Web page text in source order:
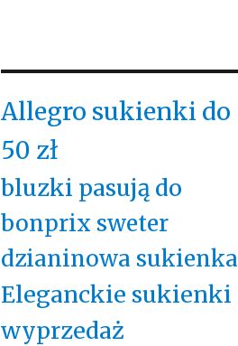
Allegro sukienki do
50 zł
bluzki pasują do
bonprix sweter
dzianinowa sukienka
Eleganckie sukienki
wyprzedaż